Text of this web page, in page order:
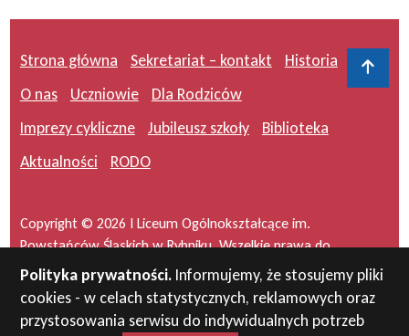
Polityka prywatności. Informujemy, że stosujemy pliki
cookies - w celach statystycznych, reklamowych oraz
przystosowania serwisu do indywidualnych potrzeb
Strona główna Sekretariat – kontakt
Historia
O nas
Uczniowie
Dla Rodziców
Imprezy cykliczne
Jubileusz szkoły
Biblioteka
Aktualności
RODO
Copyright © 2026 I Liceum Ogólnokształcące im.
Powstańców Śląskich w Rybniku. Wszelkie prawa do
serwisu zastrzeżone.
Projekt i wykonanie: masideas.pl
Do